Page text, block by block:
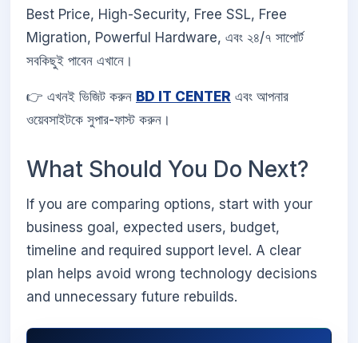
Best Price, High-Security, Free SSL, Free
Migration, Powerful Hardware, এবং ২৪/৭ সাপোর্ট
সবকিছুই পাবেন এখানে।
👉 এখনই ভিজিট করুন BD IT CENTER এবং আপনার
ওয়েবসাইটকে সুপার-ফাস্ট করুন।
What Should You Do Next?
If you are comparing options, start with your
business goal, expected users, budget,
timeline and required support level. A clear
plan helps avoid wrong technology decisions
and unnecessary future rebuilds.